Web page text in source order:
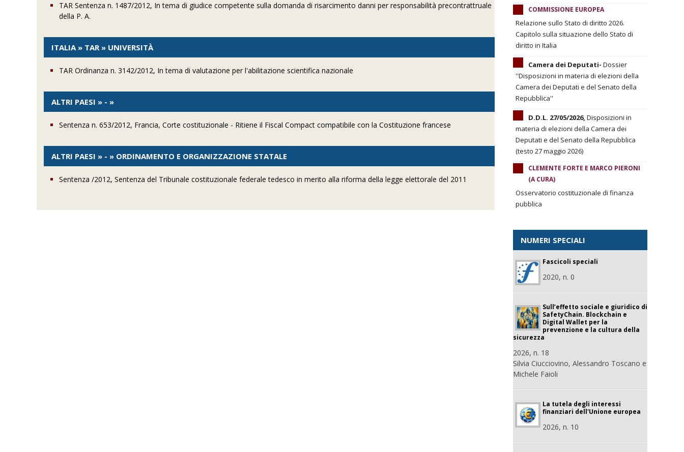
TAR Sentenza n. 1487/2012, In tema di giudice competente sulla domanda di risarcimento danni per responsabilità precontrattruale
della P. A.
ITALIA » TAR » UNIVERSITÀ
TAR Ordinanza n. 3142/2012, In tema di valutazione per l'abilitazione scientifica nazionale
ALTRI PAESI » - »
Sentenza n. 653/2012, Francia, Corte costituzionale - Ritiene il Fiscal Compact compatibile con la Costituzione francese
ALTRI PAESI » - » ORDINAMENTO E ORGANIZZAZIONE STATALE
Sentenza /2012, Sentenza del Tribunale costituzionale federale tedesco in merito alla riforma della legge elettorale del 2011
COMMISSIONE EUROPEA
Relazione sullo Stato di diritto 2026.
Capitolo sulla situazione dello Stato di
diritto in Italia
Camera dei Deputati- Dossier
''Disposizioni in materia di elezioni della
Camera dei Deputati e del Senato della
Repubblica''
D.D.L. 27/05/2026, Disposizioni in
materia di elezioni della Camera dei
Deputati e del Senato della Repubblica
(testo 27 maggio 2026)
CLEMENTE FORTE E MARCO PIERONI
(A CURA)
Osservatorio costituzionale di finanza
pubblica
NUMERI SPECIALI
Fascicoli speciali
2020, n. 0
Sull’effetto sociale e giuridico di
SafetyChain. Blockchain e
Digital Wallet per la
prevenzione e la cultura della
sicurezza
2026, n. 18
Silvia Ciucciovino, Alessandro Toscano e
Michele Faioli
La tutela degli interessi
finanziari dell'Unione europea
2026, n. 10